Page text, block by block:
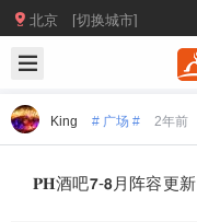
北京 [切换城市]
King # 广场 # 2年前
𝐏𝐇酒吧𝟳-𝟴月阵容更新